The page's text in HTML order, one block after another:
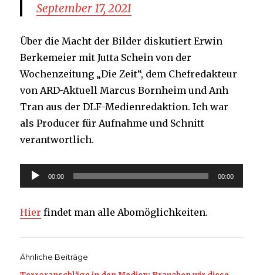
September 17, 2021
Über die Macht der Bilder diskutiert Erwin
Berkemeier mit Jutta Schein von der
Wochenzeitung „Die Zeit“, dem Chefredakteur
von ARD-Aktuell Marcus Bornheim und Anh
Tran aus der DLF-Medienredaktion. Ich war
als Producer für Aufnahme und Schnitt
verantwortlich.
Audio-
Player
00:00 00:00
Hier findet man alle Abomöglichkeiten.
Ähnliche Beiträge